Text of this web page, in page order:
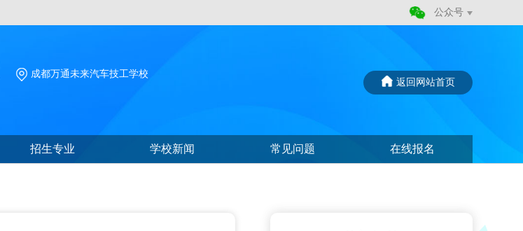
公众号
成都万通未来汽车技工学校
返回网站首页
招生专业 学校新闻 常见问题 在线报名